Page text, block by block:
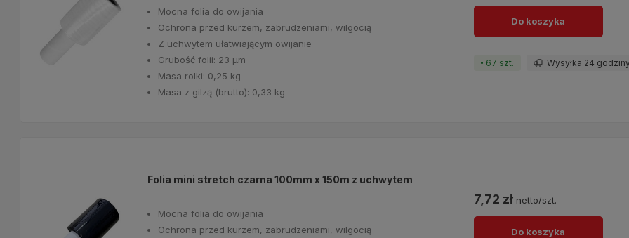
Mocna folia do owijania
Ochrona przed kurzem, zabrudzeniami, wilgocią
Z uchwytem ułatwiającym owijanie
Grubość folii: 23 μm
Masa rolki: 0,25 kg
Masa z gilzą (brutto): 0,33 kg
Do koszyka
67 szt. Wysyłka 24
Folia mini stretch czarna 100mm x 150m z uchwytem
Mocna folia do owijania
Ochrona przed kurzem, zabrudzeniami, wilgocią
7,72 zł netto/szt.
Do koszyka